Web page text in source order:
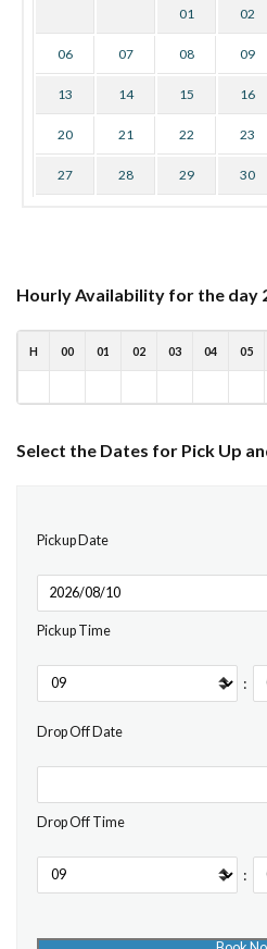
01 02
06 07 08 09
13 14 15 16
20 21 22 23
27 28 29 30
Hourly Availability for the day
H 00 01 02 03 04 05
Select the Dates for Pick Up
Pickup Date
Pickup Time
:
Drop Off Date
Drop Off Time
: